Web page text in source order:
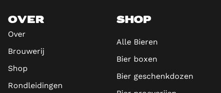
OVER
Over
Brouwerij
Shop
Rondleidingen
SHOP
Alle Bieren
Bier boxen
Bier geschenkdozen